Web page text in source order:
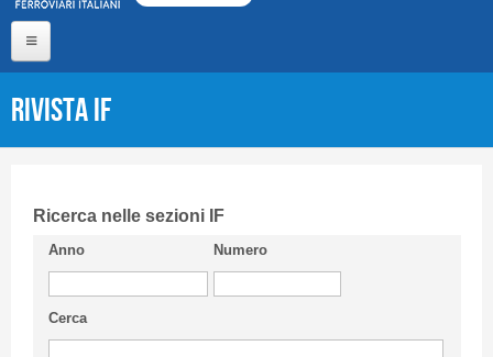
CIFI in breve
Linee Guida
Privacy Policy
Rivista IF
Ricerca nelle sezioni IF
Anno Numero
Cerca